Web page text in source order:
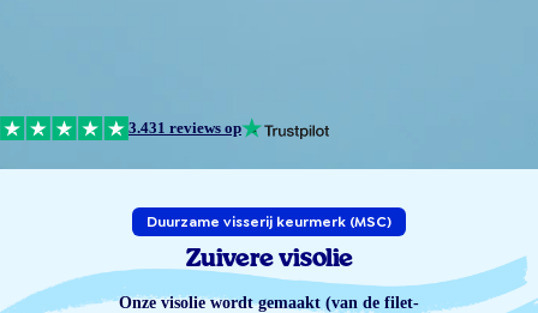
3.431 reviews op
Duurzame visserij keurmerk (MSC)
Zuivere visolie
Onze visolie wordt gemaakt (van de filet-